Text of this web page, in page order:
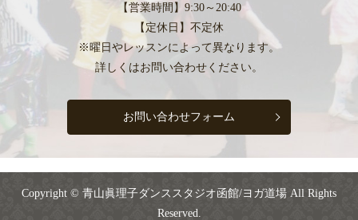
【営業時間】9:30～20:40
【定休日】不定休
※曜日やレッスンによって異なります。
詳しくはお問い合わせください。
お問い合わせフォーム
Copyright © 青山眞理子ダンススタジオ函館/ヨガ道場 All Rights
Reserved.